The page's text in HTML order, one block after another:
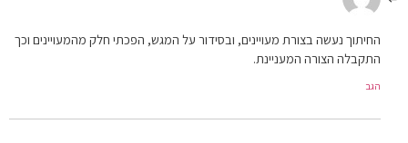
החיתוך נעשה בצורת מעויינים, ובסידור על המגש, הפכתי חלק מהמעויינים וכך
התקבלה הצורה המעניינת.
הגב